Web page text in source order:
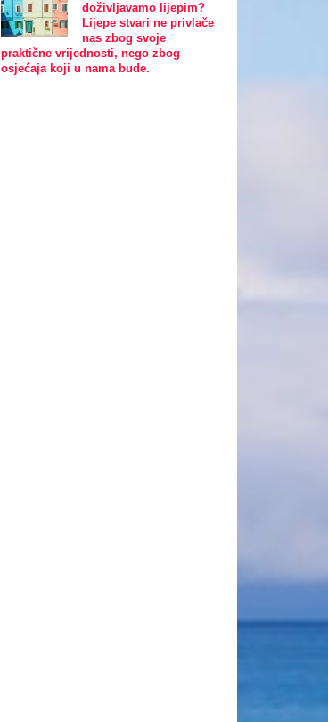
doživljavamo lijepim?
Lijepe stvari ne privlače
nas zbog svoje
praktične vrijednosti, nego zbog
osjećaja koji u nama bude.